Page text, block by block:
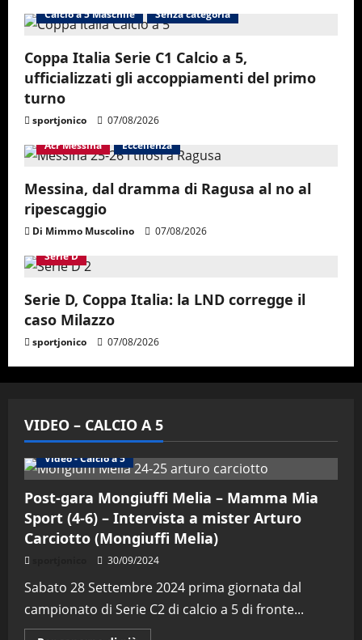
Calcio a 5 Maschile
Senza categoria
Coppa Italia Serie C1 Calcio a 5,
ufficializzati gli accoppiamenti del primo
turno
sportjonico
07/08/2026
Acr Messina
Eccellenza
Messina, dal dramma di Ragusa al no al
ripescaggio
Di Mimmo Muscolino
07/08/2026
Serie D
Serie D, Coppa Italia: la LND corregge il
caso Milazzo
sportjonico 07/08/2026
VIDEO – CALCIO A 5
Video - Calcio a 5
Post-gara Mongiuffi Melia – Mamma Mia
Sport (4-6) – Intervista a mister Arturo
Carciotto (Mongiuffi Melia)
30/09/2024
Sabato 28 Settembre 2024 prima giornata dal
campionato di Serie C2 di calcio a 5 di fronte...